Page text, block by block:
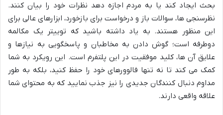
بحث ایجاد کند یا به مردم اجازه دهد نظرات خود را بیان کنند.
نظرسنجی ها، سوالات باز و درخواست برای بازخورد، ابزارهای عالی برای
این منظور هستند. به یاد داشته باشید که توییتر یک مکالمه
دوطرفه است؛ گوش دادن به مخاطبان و پاسخگویی به نیازها و
علایق آن ها، کلید موفقیت در این پلتفرم است. این رویکرد به شما
کمک می کند تا نه تنها فالوورهای خود را حفظ کنید، بلکه به طور
مداوم دنبال کنندگان جدیدی را نیز جذب نمایید که به محتوای شما
علاقه واقعی دارند.